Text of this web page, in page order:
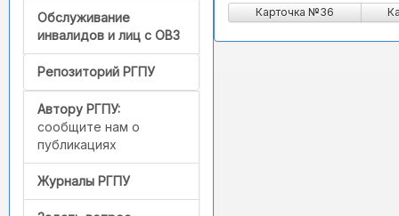
Обслуживание
инвалидов и лиц с ОВЗ
Репозиторий РГПУ
Автору РГПУ:
сообщите нам о
публикациях
Журналы РГПУ
Карточка №36